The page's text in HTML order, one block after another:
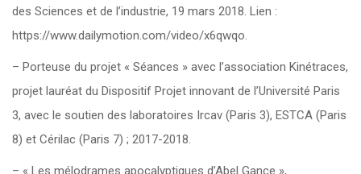
des Sciences et de l’industrie, 19 mars 2018. Lien :
https://www.dailymotion.com/video/x6qwqo.
– Porteuse du projet « Séances » avec l’association Kinétraces,
projet lauréat du Dispositif Projet innovant de l’Université Paris
3, avec le soutien des laboratoires Ircav (Paris 3), ESTCA (Paris
8) et Cérilac (Paris 7) ; 2017-2018.
– « Les mélodrames apocalyptiques d’Abel Gance »,